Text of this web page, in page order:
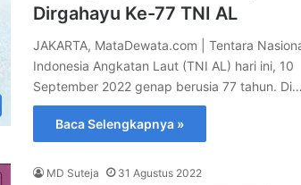
Dirgahayu Ke-77 TNI AL
JAKARTA, MataDewata.com | Tentara
Indonesia Angkatan Laut (TNI AL) hari ini, 10
September 2022 genap berusia 77 tahun. Di…
Baca Selengkapnya »
MD Suteja 31 Agustus 2022